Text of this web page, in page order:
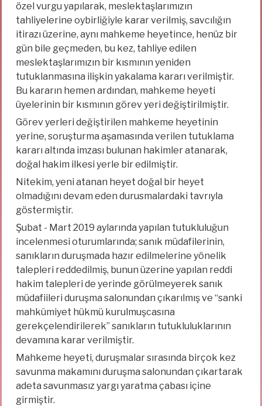
özel vurgu yapılarak, meslektaşlarımızın
tahliyelerine oybirliğiyle karar verilmiş, savcılığın
itirazı üzerine, aynı mahkeme heyetince, henüz bir
gün bile geçmeden, bu kez, tahliye edilen
meslektaşlarımızın bir kısmının yeniden
tutuklanmasına ilişkin yakalama kararı verilmiştir.
Bu kararın hemen ardından, mahkeme heyeti
üyelerinin bir kısmının görev yeri değiştirilmiştir.
Görev yerleri değiştirilen mahkeme heyetinin
yerine, soruşturma aşamasında verilen tutuklama
kararı altında imzası bulunan hakimler atanarak,
doğal hakim ilkesi yerle bir edilmiştir.
Nitekim, yeni atanan heyet doğal bir heyet
olmadığını devam eden durusmalardaki tavrıyla
göstermiştir.
Şubat - Mart 2019 aylarında yapılan tutukluluğun
incelenmesi oturumlarında; sanık müdafilerinin,
sanıkların duruşmada hazır edilmelerine yönelik
talepleri reddedilmiş, bunun üzerine yapılan reddi
hakim talepleri de yerinde görülmeyerek sanık
müdafiileri duruşma salonundan çıkarılmış ve “sanki
mahkûmiyet hükmü kurulmuşcasına
gerekçelendirilerek” sanıkların tutukluluklarının
devamına karar verilmiştir.
Mahkeme heyeti, duruşmalar sırasında birçok kez
savunma makamını duruşma salonundan çıkartarak
adeta savunmasız yargı yaratma çabası içine
girmiştir.